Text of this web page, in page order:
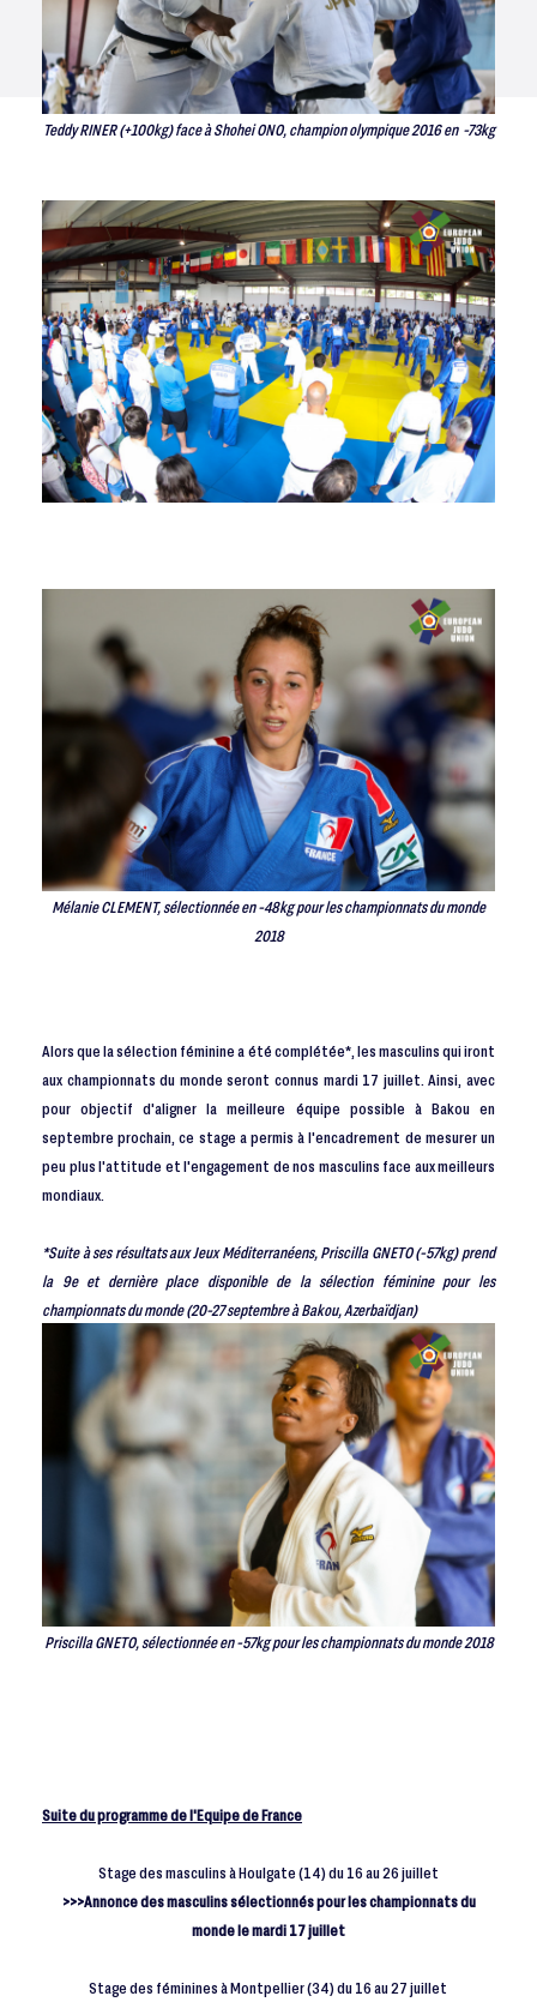
Teddy RINER (+100kg) face à Shohei ONO, champion olympique 2016 en -73kg
Mélanie CLEMENT, sélectionnée en -48kg pour les championnats du monde
2018
Alors que la sélection féminine a été complétée*, les masculins qui iront
aux championnats du monde seront connus mardi 17 juillet. Ainsi, avec
pour objectif d'aligner la meilleure équipe possible à Bakou en
septembre prochain, ce stage a permis à l'encadrement de mesurer un
peu plus l'attitude et l'engagement de nos masculins face aux meilleurs
mondiaux.
*Suite à ses résultats aux Jeux Méditerranéens, Priscilla GNETO (-57kg) prend
la 9e et dernière place disponible de la sélection féminine pour les
championnats du monde (20-27 septembre à Bakou, Azerbaïdjan)
Priscilla GNETO, sélectionnée en -57kg pour les championnats du monde 2018
Suite du programme de l'Equipe de France
Stage des masculins à Houlgate (14) du 16 au 26 juillet
>>>Annonce des masculins sélectionnés pour les championnats du
monde le mardi 17 juillet
Stage des féminines à Montpellier (34) du 16 au 27 juillet